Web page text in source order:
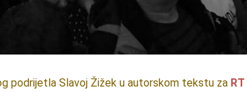
podrijetla Slavoj Žižek u autorskom tekstu za RT